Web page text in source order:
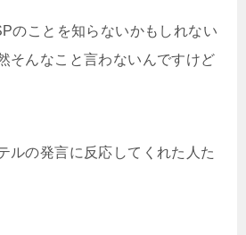
のことを知らないかもしれない
そんなこと言わないんですけど
ルの発言に反応してくれた人た